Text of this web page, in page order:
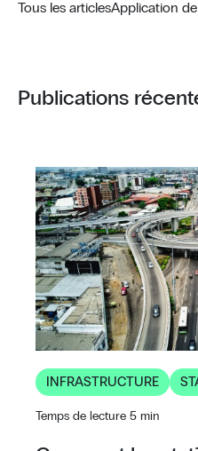
Tous les articlesApplication
Publications
INFRASTRUCTURE
Temps de lecture 5 min